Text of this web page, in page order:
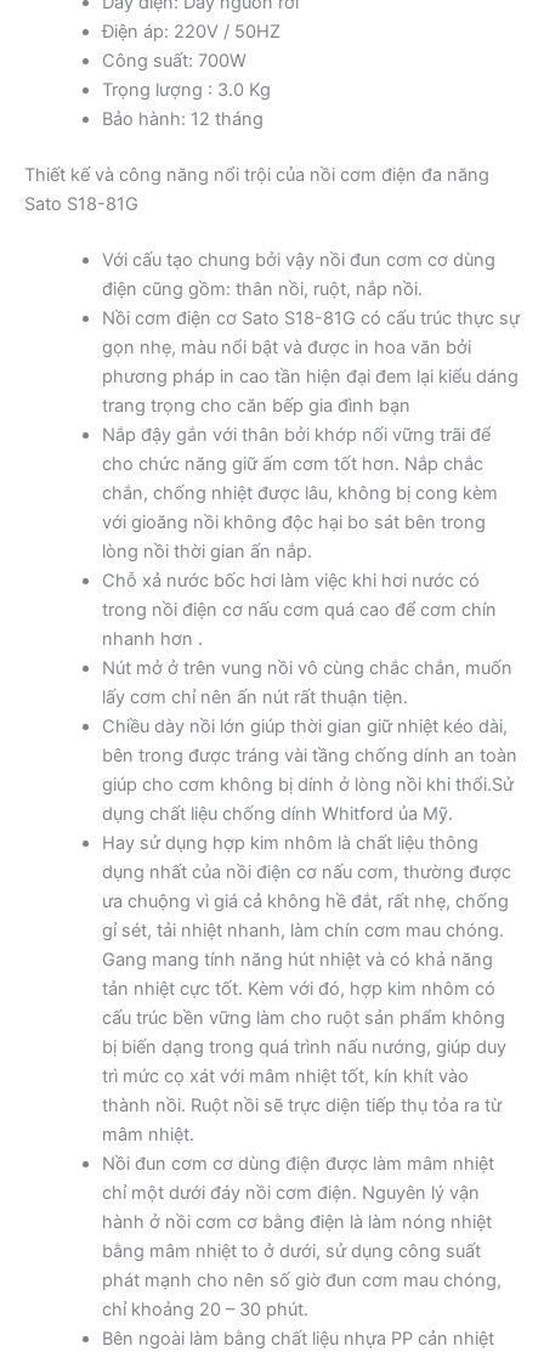
Điện áp: 220V / 50HZ
Công suất: 700W
Trọng lượng : 3.0 Kg
Bảo hành: 12 tháng
Thiết kế và công năng nổi trội của nồi cơm điện đa năng
Sato S18-81G
Với cấu tạo chung bởi vậy nồi đun cơm cơ dùng
điện cũng gồm: thân nồi, ruột, nắp nồi.
Nồi cơm điện cơ Sato S18-81G có cấu trúc thực sự
gọn nhẹ, màu nổi bật và được in hoa văn bởi
phương pháp in cao tần hiện đại đem lại kiểu dáng
trang trọng cho căn bếp gia đình bạn
Nắp đậy gắn với thân bởi khớp nối vững trãi để
cho chức năng giữ ấm cơm tốt hơn. Nắp chắc
chắn, chống nhiệt được lâu, không bị cong kèm
với gioăng nồi không độc hại bo sát bên trong
lòng nồi thời gian ấn nắp.
Chỗ xả nước bốc hơi làm việc khi hơi nước có
trong nồi điện cơ nấu cơm quá cao để cơm chín
nhanh hơn .
Nút mở ở trên vung nồi vô cùng chắc chắn, muốn
lấy cơm chỉ nên ấn nút rất thuận tiện.
Chiều dày nồi lớn giúp thời gian giữ nhiệt kéo dài,
bên trong được tráng vài tầng chống dính an toàn
giúp cho cơm không bị dính ở lòng nồi khi thổi.Sử
dụng chất liệu chống dính Whitford ủa Mỹ.
Hay sử dụng hợp kim nhôm là chất liệu thông
dụng nhất của nồi điện cơ nấu cơm, thường được
ưa chuộng vì giá cả không hề đắt, rất nhẹ, chống
gỉ sét, tải nhiệt nhanh, làm chín cơm mau chóng.
Gang mang tính năng hút nhiệt và có khả năng
tản nhiệt cực tốt. Kèm với đó, hợp kim nhôm có
cấu trúc bền vững làm cho ruột sản phẩm không
bị biến dạng trong quá trình nấu nướng, giúp duy
trì mức cọ xát với mâm nhiệt tốt, kín khít vào
thành nồi. Ruột nồi sẽ trực diện tiếp thụ tỏa ra từ
mâm nhiệt.
Nồi đun cơm cơ dùng điện được làm mâm nhiệt
chỉ một dưới đáy nồi cơm điện. Nguyên lý vận
hành ở nồi cơm cơ bằng điện là làm nóng nhiệt
bằng mâm nhiệt to ở dưới, sử dụng công suất
phát mạnh cho nên số giờ đun cơm mau chóng,
chỉ khoảng 20 – 30 phút.
Bên ngoài làm bằng chất liệu nhựa PP cản nhiệt